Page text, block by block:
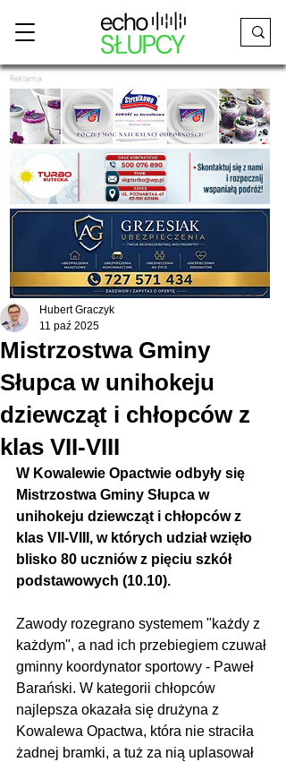
Reklama
Mistrzostwa Gminy
Słupca w unihokeju
dziewcząt i chłopców z
klas VII-VIII
Hubert Graczyk
11 paź 2025
W Kowalewie Opactwie odbyły się
Mistrzostwa Gminy Słupca w
unihokeju dziewcząt i chłopców z
klas VII-VIII, w których udział wzięło
blisko 80 uczniów z pięciu szkół
podstawowych (10.10).
Zawody rozegrano systemem "każdy z
każdym", a nad ich przebiegiem czuwał
gminny koordynator sportowy - Paweł
Barański. W kategorii chłopców
najlepsza okazała się drużyna z
Kowalewa Opactwa, która nie straciła
żadnej bramki, a tuż za nią uplasował